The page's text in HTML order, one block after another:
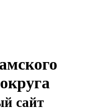
сайт